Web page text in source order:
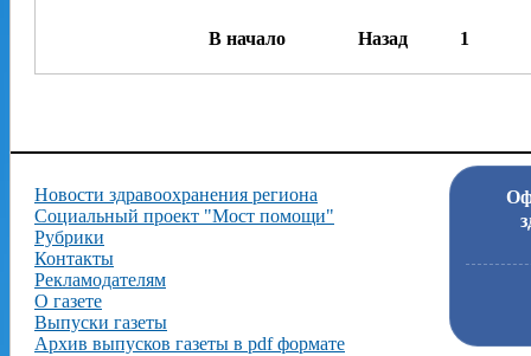
В начало Назад 1
Новости здравоохранения региона
Социальный проект "Мост помощи"
Рубрики
Контакты
Рекламодателям
О газете
Выпуски газеты
Архив выпусков газеты в pdf формате